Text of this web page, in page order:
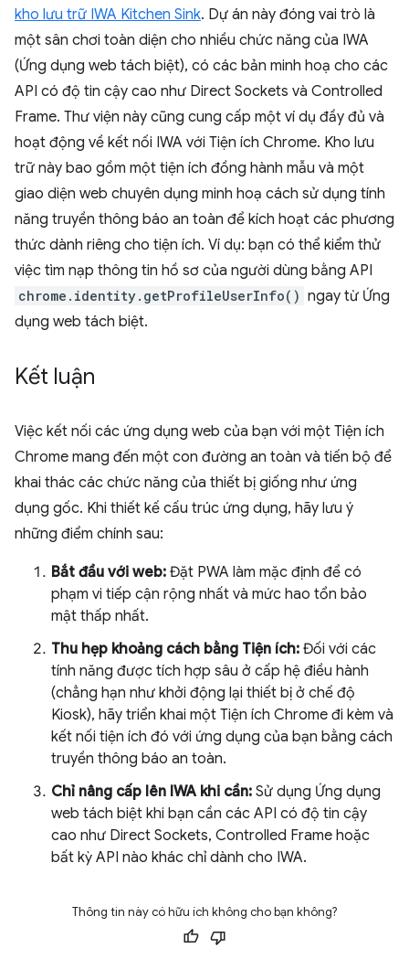
kho lưu trữ IWA Kitchen Sink. Dự án này đóng vai trò là
một sân chơi toàn diện cho nhiều chức năng của IWA
(Ứng dụng web tách biệt), có các bản minh hoạ cho các
API có độ tin cậy cao như Direct Sockets và Controlled
Frame. Thư viện này cũng cung cấp một ví dụ đầy đủ và
hoạt động về kết nối IWA với Tiện ích Chrome. Kho lưu
trữ này bao gồm một tiện ích đồng hành mẫu và một
giao diện web chuyên dụng minh hoạ cách sử dụng tính
năng truyền thông báo an toàn để kích hoạt các phương
thức dành riêng cho tiện ích. Ví dụ: bạn có thể kiểm thử
việc tìm nạp thông tin hồ sơ của người dùng bằng API
chrome.identity.getProfileUserInfo() ngay từ Ứng
dụng web tách biệt.
Kết luận
Việc kết nối các ứng dụng web của bạn với một Tiện ích
Chrome mang đến một con đường an toàn và tiến bộ để
khai thác các chức năng của thiết bị giống như ứng
dụng gốc. Khi thiết kế cấu trúc ứng dụng, hãy lưu ý
những điểm chính sau:
Bắt đầu với web: Đặt PWA làm mặc định để có
phạm vi tiếp cận rộng nhất và mức hao tổn bảo
mật thấp nhất.
Thu hẹp khoảng cách bằng Tiện ích: Đối với các
tính năng được tích hợp sâu ở cấp hệ điều hành
(chẳng hạn như khởi động lại thiết bị ở chế độ
Kiosk), hãy triển khai một Tiện ích Chrome đi kèm và
kết nối tiện ích đó với ứng dụng của bạn bằng cách
truyền thông báo an toàn.
Chỉ nâng cấp lên IWA khi cần: Sử dụng Ứng dụng
web tách biệt khi bạn cần các API có độ tin cậy
cao như Direct Sockets, Controlled Frame hoặc
bất kỳ API nào khác chỉ dành cho IWA.
Thông tin này có hữu ích không cho bạn không?